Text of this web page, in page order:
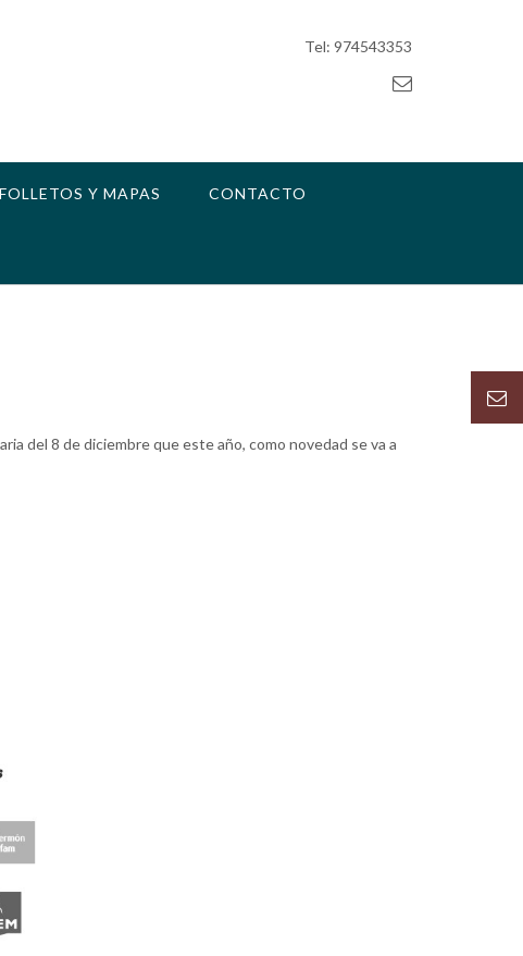
Tel: 974543353
FOLLETOS Y MAPAS CONTACTO
del 8 de diciembre que este año, como novedad se va a